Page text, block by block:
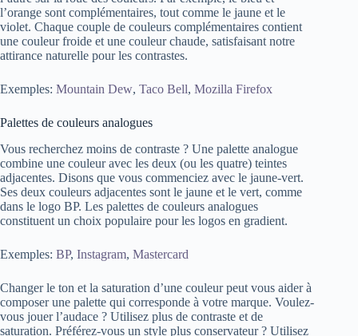
l’orange sont complémentaires, tout comme le jaune et le
violet. Chaque couple de couleurs complémentaires contient
une couleur froide et une couleur chaude, satisfaisant notre
attirance naturelle pour les contrastes.
Exemples: Mountain Dew, Taco Bell, Mozilla Firefox
Palettes de couleurs analogues
Vous recherchez moins de contraste ? Une palette analogue
combine une couleur avec les deux (ou les quatre) teintes
adjacentes. Disons que vous commenciez avec le jaune-vert.
Ses deux couleurs adjacentes sont le jaune et le vert, comme
dans le logo BP. Les palettes de couleurs analogues
constituent un choix populaire pour les logos en gradient.
Exemples: BP, Instagram, Mastercard
Changer le ton et la saturation d’une couleur peut vous aider à
composer une palette qui corresponde à votre marque. Voulez-
vous jouer l’audace ? Utilisez plus de contraste et de
saturation. Préférez-vous un style plus conservateur ? Utilisez